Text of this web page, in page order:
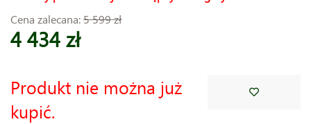
Cena zalecana:5 599 zł
4 434 zł
Produkt nie można już
kupić.